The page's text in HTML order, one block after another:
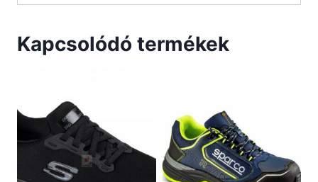
Kapcsolódó termékek